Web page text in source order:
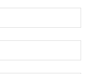
:*
:*